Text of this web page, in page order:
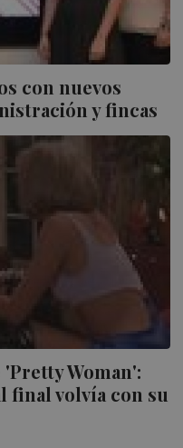
con nuevos
y fincas
Woman':
final volvía con su